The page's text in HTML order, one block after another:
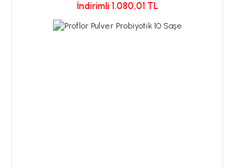
İndirimli 1.080,01 TL